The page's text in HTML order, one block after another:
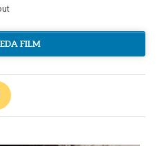
FILM